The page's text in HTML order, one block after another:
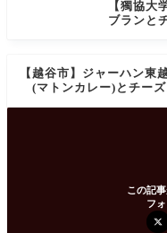
【獨協大
ブランと
【越谷市】ジャーハン東
(マトンカレー)とチー
この記
フ